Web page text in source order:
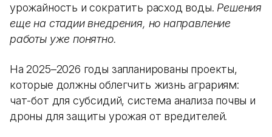
урожайность и сократить расход воды. Решения
еще на стадии внедрения, но направление
работы уже понятно.
На 2025–2026 годы запланированы проекты,
которые должны облегчить жизнь аграриям:
чат-бот для субсидий, система анализа почвы и
дроны для защиты урожая от вредителей.